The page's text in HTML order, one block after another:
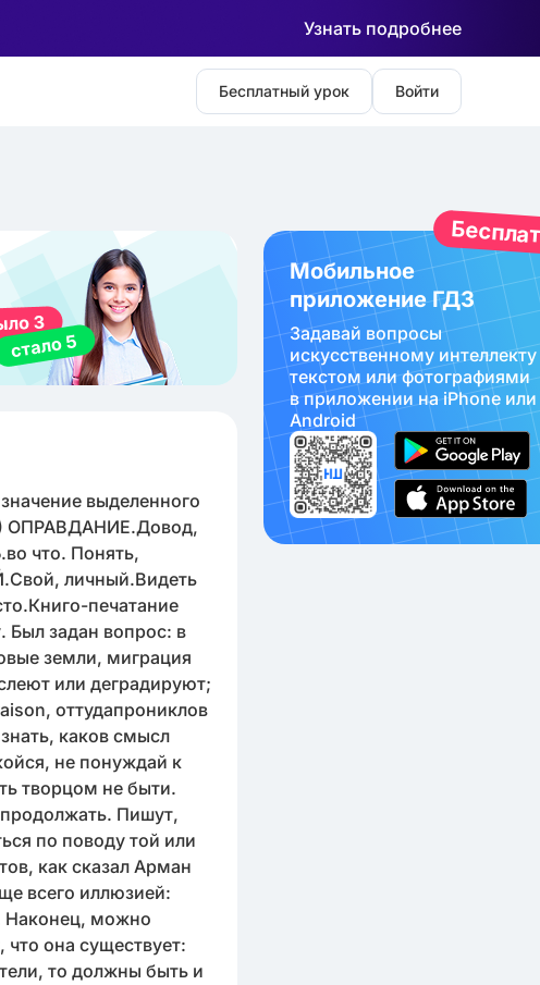
Узнать подробнее
Бесплатный урок Войти
выделенного
1) ОПРАВДАНИЕ.Довод,
что. Понять,
личный.Видеть
печатание
Был задан вопрос: в
земли, миграция
или деградируют;
оттудапрониклов
каков смысл
не понуждай к
творцом не быти.
Пишут,
по поводу той или
как сказал Арман
всего иллюзией:
Наконец, можно
что она существует:
то должны быть и
Мобильное
приложение ГДЗ
Задавай вопросы
искуcственному интеллекту
текстом или фотографиями
в приложении на iPhone или
Android